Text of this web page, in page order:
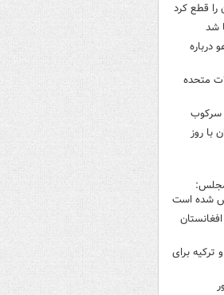
را قطع کرد
شد
درباره
متحده
سرکوب
روز
شده است
ترکیه برای